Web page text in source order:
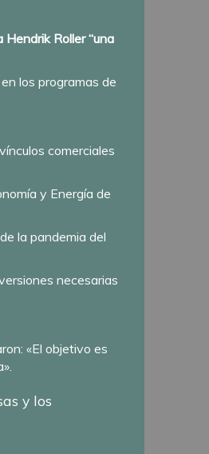
Roller “una
los programas de
comerciales
y Energía de
la pandemia del
necesarias
«El objetivo es
y los